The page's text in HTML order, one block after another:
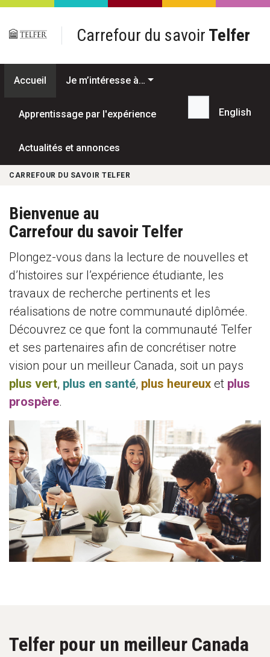
Passer au contenu principal
Carrefour du savoir Telfer
Accueil Je m’intéresse à…
Apprentissage par l'expérience
Actualités et annonces
Recherche...
English
CARREFOUR DU SAVOIR TELFER
Bienvenue au
Carrefour du savoir Telfer
Plongez-vous dans la lecture de nouvelles et
d’histoires sur l’expérience étudiante, les
travaux de recherche pertinents et les
réalisations de notre communauté diplômée.
Découvrez ce que font la communauté Telfer
et ses partenaires afin de concrétiser notre
vision pour un meilleur Canada, soit un pays
plus vert, plus en santé, plus heureux et plus
prospère.
Telfer pour un meilleur Canada